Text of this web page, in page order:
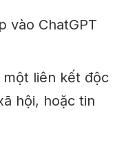
vào ChatGPT
liên kết độc
hội, hoặc tin